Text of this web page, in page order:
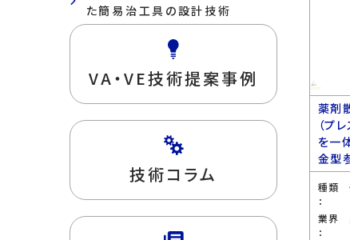
た簡易治工具の設計技術
VA・VE技術提案事例
技術コラム
薬剤
（プ
を一
金型
種類
：
業界
：